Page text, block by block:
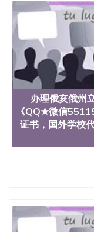
办理俄亥俄州
《QQ★微信
证书，国外学校